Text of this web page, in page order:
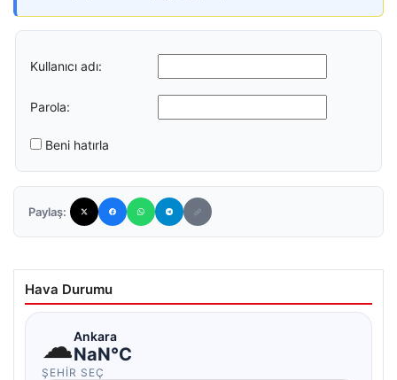
Kullanıcı adı:
Parola:
Beni hatırla
Paylaş:
Hava Durumu
☁Ankara
NaN°C
ŞEHIR SEÇ